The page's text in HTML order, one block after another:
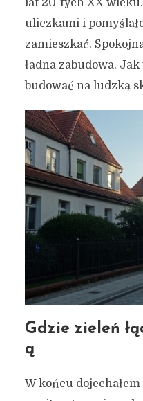
lat 20-tych XX
uliczkami i
zamieszkać.
ładna zabudowa.
budować na ludzką
Gdzie zieleń
ą
W końcu